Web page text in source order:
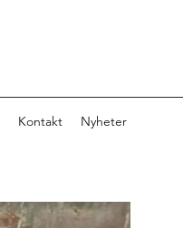
Kontakt Nyheter